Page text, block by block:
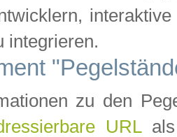
integrieren.
zu den
URLals